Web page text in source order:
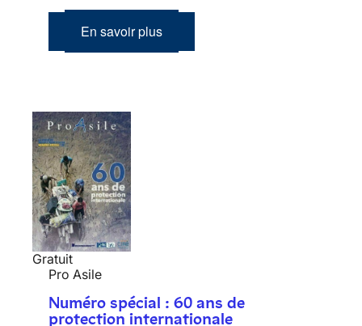
En savoir plus
Gratuit
Pro Asile
Numéro spécial : 60 ans de
protection internationale